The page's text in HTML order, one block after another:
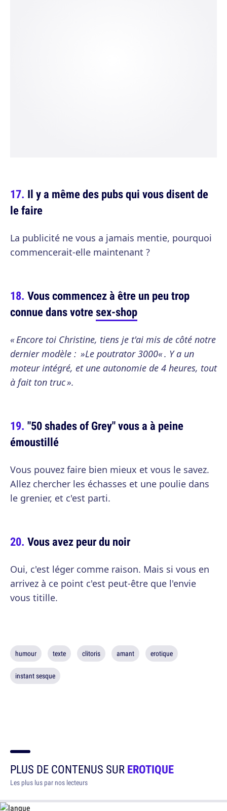
Il y a même des pubs qui vous disent de
le faire
La publicité ne vous a jamais mentie, pourquoi
commencerait-elle maintenant ?
Vous commencez à être un peu trop
connue dans votresex-shop
« Encore toi Christine, tiens je t'ai mis de côté notre
dernier modèle : »Le poutrator 3000« . Y a un
moteur intégré, et une autonomie de 4 heures, tout
à fait ton truc ».
"50 shades of Grey" vous a à peine
émoustillé
Vous pouvez faire bien mieux et vous le savez.
Allez chercher les échasses et une poulie dans
le grenier, et c'est parti.
Vous avez peur du noir
Oui, c'est léger comme raison. Mais si vous en
arrivez à ce point c'est peut-être que l'envie
vous titille.
humour texte clitoris amant erotique
instant sesque
PLUS DE CONTENUS SUREROTIQUE
Les plus lus par nos lecteurs